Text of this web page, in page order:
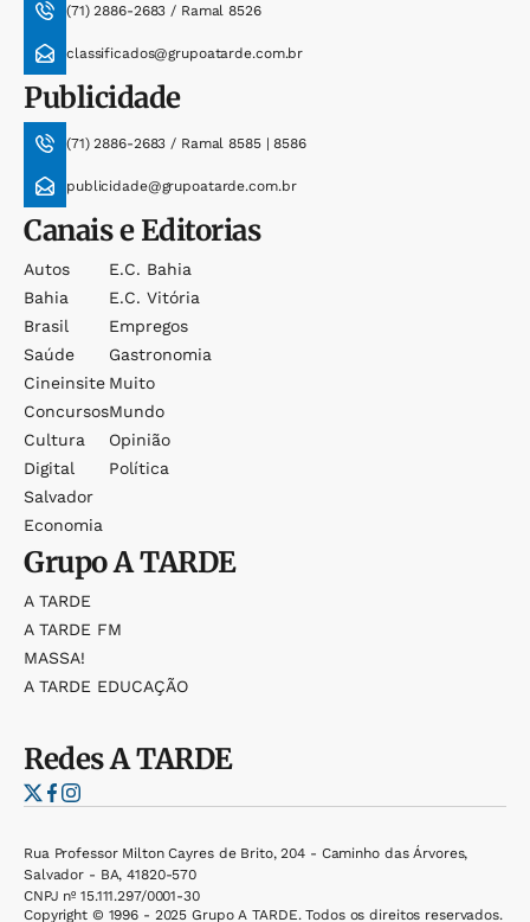
(71) 2886-2683 / Ramal 8526
classificados@grupoatarde.com.br
Publicidade
(71) 2886-2683 / Ramal 8585 | 8586
publicidade@grupoatarde.com.br
Canais e Editorias
Autos
Bahia
Brasil
Saúde
Cineinsite
Concursos
Cultura
Digital
Salvador
Economia
E.c. Bahia
E.c. Vitória
Empregos
Gastronomia
Muito
Mundo
Opinião
Política
GrupoA TARDE
A TARDE
A TARDE FM
MASSA!
A TARDE EDUCAÇÃO
RedesA TARDE
Rua Professor Milton Cayres de Brito, 204 - Caminho das Árvores,
Salvador - BA, 41820-570
CNPJ nº 15.111.297/0001-30
Copyright © 1996 - 2025 Grupo A TARDE. Todos os direitos reservados.